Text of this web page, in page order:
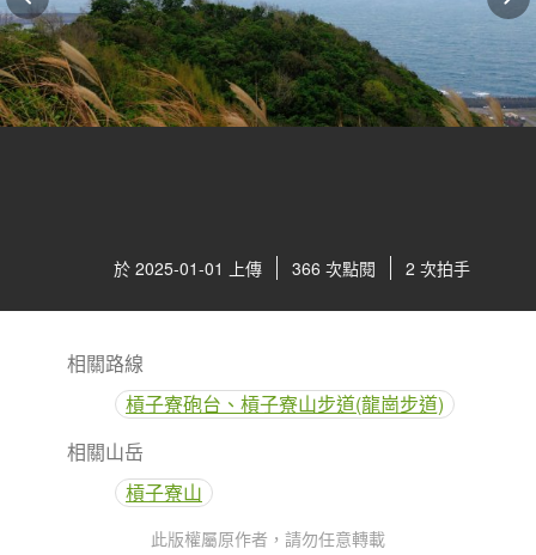
於 2025-01-01 上傳 366 次點閱 2 次拍手
相關路線
槓子寮砲台、槓子寮山步道(龍崗步道)
相關山岳
槓子寮山
此版權屬原作者，請勿任意轉載